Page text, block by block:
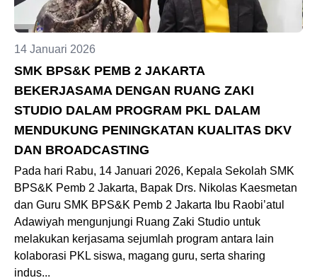
14 Januari 2026
SMK BPS&K PEMB 2 JAKARTA
BEKERJASAMA DENGAN RUANG ZAKI
STUDIO DALAM PROGRAM PKL DALAM
MENDUKUNG PENINGKATAN KUALITAS DKV
DAN BROADCASTING
Pada hari Rabu, 14 Januari 2026, Kepala Sekolah SMK
BPS&K Pemb 2 Jakarta, Bapak Drs. Nikolas Kaesmetan
dan Guru SMK BPS&K Pemb 2 Jakarta Ibu Raobi’atul
Adawiyah mengunjungi Ruang Zaki Studio untuk
melakukan kerjasama sejumlah program antara lain
kolaborasi PKL siswa, magang guru, serta sharing
indus...